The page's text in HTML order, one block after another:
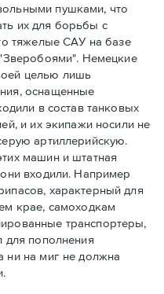
пушками, что
их для борьбы с
тяжелые САУ на базе
Немецкие
целью лишь
оснащенные
в состав танковых
и их экипажи носили не
артиллерийскую.
машин и штатная
входили. Например
характерный для
крае, самоходкам
транспортеры,
для пополнения
ни на миг не должна